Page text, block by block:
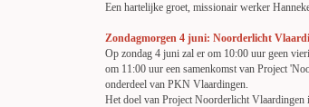
Een hartelijke groet, missionair werker
Zondagmorgen 4 juni: Noorderlicht
Op zondag 4 juni zal er om 10:00 uur geen
om 11:00 uur een samenkomst van Project
onderdeel van PKN Vlaardingen.
Het doel van Project Noorderlicht Vlaardingen